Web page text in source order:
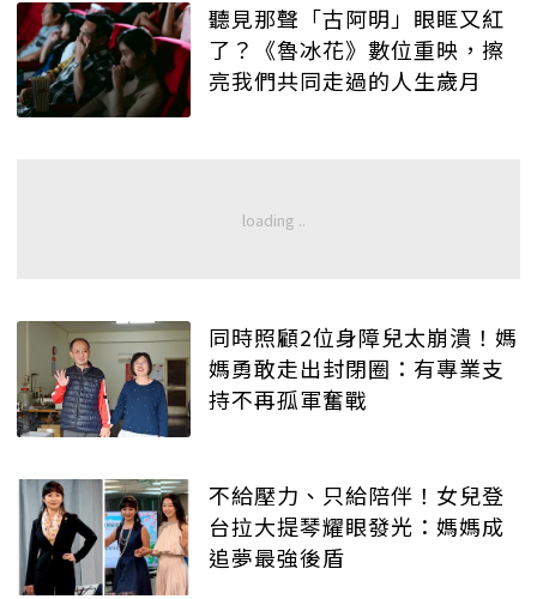
聽見那聲「古阿明」眼眶又紅
了？《魯冰花》數位重映，擦
亮我們共同走過的人生歲月
同時照顧2位身障兒太崩潰！媽
媽勇敢走出封閉圈：有專業支
持不再孤軍奮戰
不給壓力、只給陪伴！女兒登
台拉大提琴耀眼發光：媽媽成
追夢最強後盾